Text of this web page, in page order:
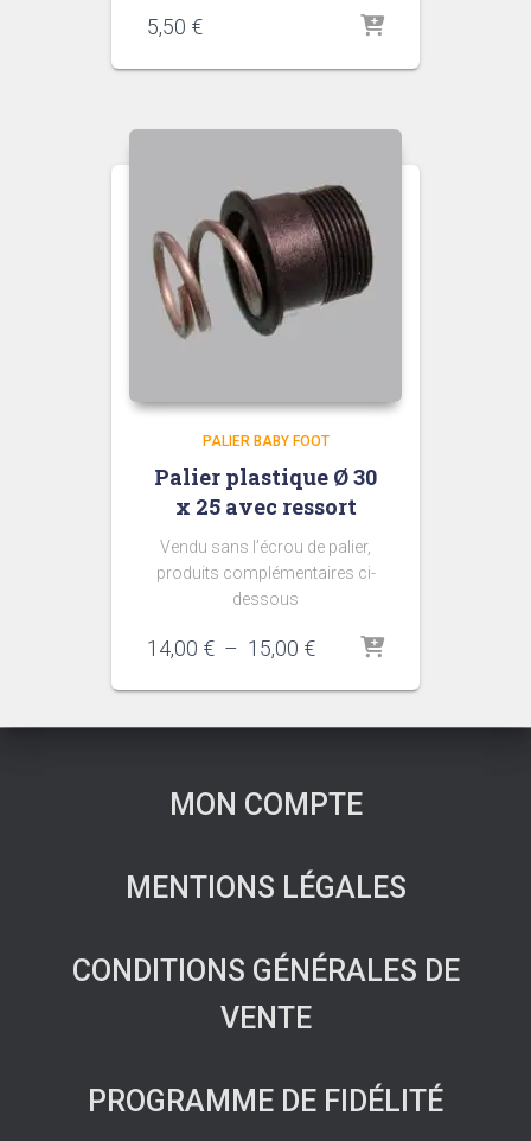
5,50 €
PALIER BABY FOOT
Palier plastique Ø 30
x 25 avec ressort
Vendu sans l’écrou de palier,
produits complémentaires ci-
dessous
14,00 € – 15,00 €Plage
prix :
14,00 €
MON COMPTE
MENTIONS LÉGALES
CONDITIONS GÉNÉRALES DE
VENTE
PROGRAMME DE FIDÉLITÉ